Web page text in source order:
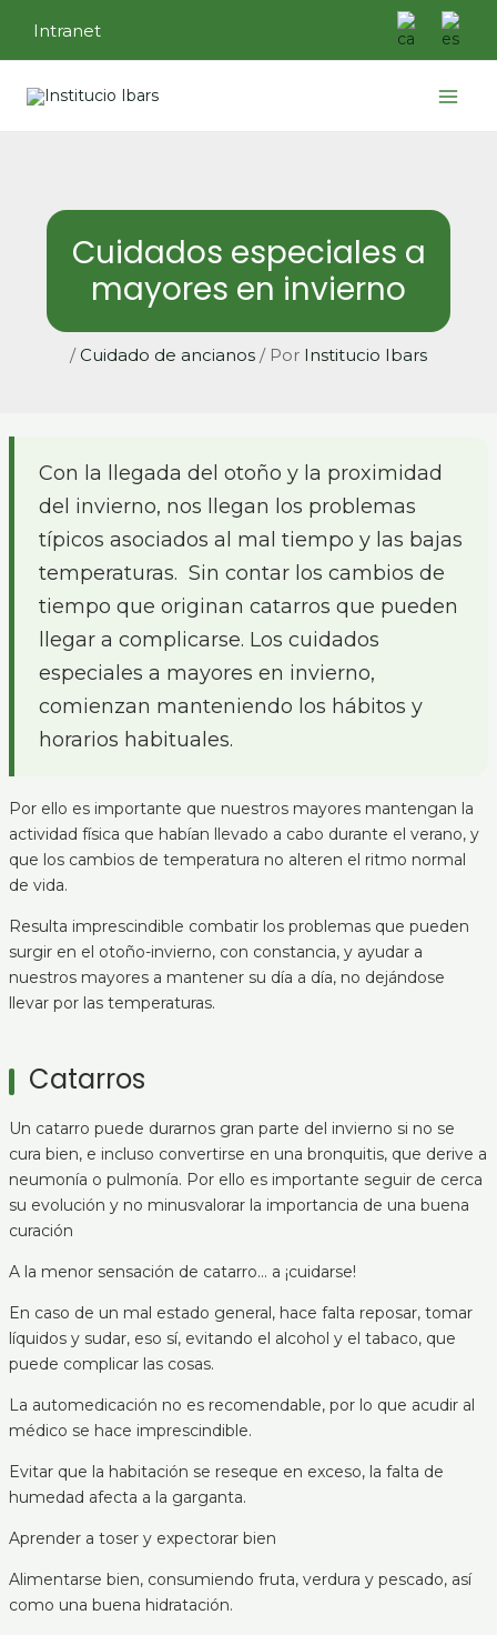
contenido
Intranet
Cuidados especiales a
mayores en invierno
/ Cuidado de ancianos / Por Institucio Ibars
Con la llegada del otoño y la proximidad
del invierno, nos llegan los problemas
típicos asociados al mal tiempo y las bajas
temperaturas. Sin contar los cambios de
tiempo que originan catarros que pueden
llegar a complicarse. Los cuidados
especiales a mayores en invierno,
comienzan manteniendo los hábitos y
horarios habituales.
Por ello es importante que nuestros mayores mantengan la
actividad física que habían llevado a cabo durante el verano, y
que los cambios de temperatura no alteren el ritmo normal
de vida.
Resulta imprescindible combatir los problemas que pueden
surgir en el otoño-invierno, con constancia, y ayudar a
nuestros mayores a mantener su día a día, no dejándose
llevar por las temperaturas.
Catarros
Un catarro puede durarnos gran parte del invierno si no se
cura bien, e incluso convertirse en una bronquitis, que derive a
neumonía o pulmonía. Por ello es importante seguir de cerca
su evolución y no minusvalorar la importancia de una buena
curación
A la menor sensación de catarro… a ¡cuidarse!
En caso de un mal estado general, hace falta reposar, tomar
líquidos y sudar, eso sí, evitando el alcohol y el tabaco, que
puede complicar las cosas.
La automedicación no es recomendable, por lo que acudir al
médico se hace imprescindible.
Evitar que la habitación se reseque en exceso, la falta de
humedad afecta a la garganta.
Aprender a toser y expectorar bien
Alimentarse bien, consumiendo fruta, verdura y pescado, así
como una buena hidratación.